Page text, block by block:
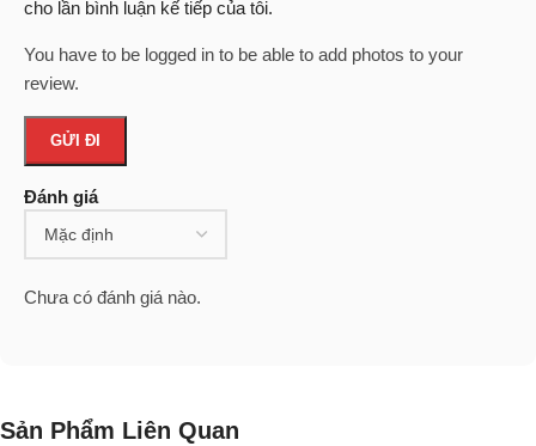
Đánh giá
Chưa có đánh giá nào.
cho lần bình luận kế tiếp của tôi.
You have to be logged in to be able to add photos to your
review.
Sản Phẩm Liên Quan